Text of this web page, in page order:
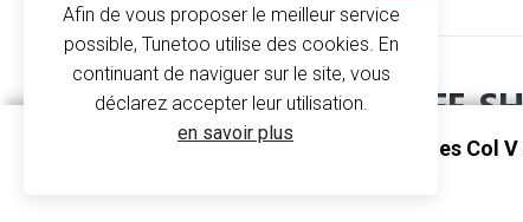
TEE-
et col
Tee-Shirt À Manches Longues Col
Afin de vous proposer le meilleur service
possible, Tunetoo utilise des cookies. En
continuant de naviguer sur le site, vous
déclarez accepter leur utilisation.
en savoir plus